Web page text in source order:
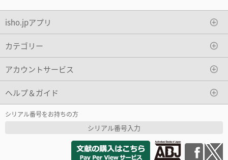
isho.jpアプリ
カテゴリー
アカウントサービス
ヘルプ＆ガイド
シリアル番号をお持ちの方
シリアル番号入力